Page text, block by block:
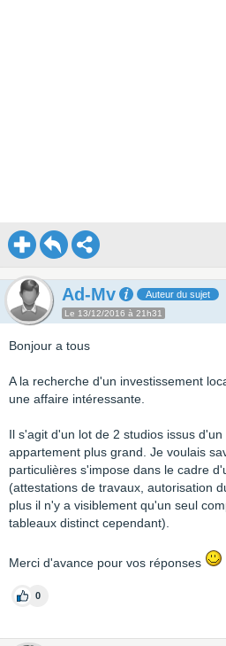
Ad-Mv Auteur du sujet
Le 13/12/2016 à 21h31
Bonjour a tous
A la recherche d'un investissement
une affaire intéressante.
Il s'agit d'un lot de 2 studios issus
appartement plus grand. Je voulais
particulières s'impose dans le cadre
(attestations de travaux, autorisation
plus il n'y a visiblement qu'un seul
tableaux distinct cependant).
Merci d'avance pour vos réponses
0